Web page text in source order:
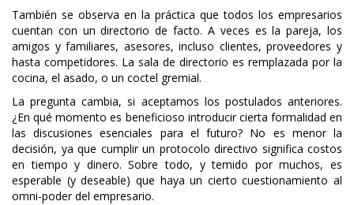
También se observa en la práctica que todos los empresarios
cuentan con un directorio de facto. A veces es la pareja, los
amigos y familiares, asesores, incluso clientes, proveedores y
hasta competidores. La sala de directorio es remplazada por la
cocina, el asado, o un coctel gremial.
La pregunta cambia, si aceptamos los postulados anteriores.
¿En qué momento es beneficioso introducir cierta formalidad en
las discusiones esenciales para el futuro? No es menor la
decisión, ya que cumplir un protocolo directivo significa costos
en tiempo y dinero. Sobre todo, y temido por muchos, es
esperable (y deseable) que haya un cierto cuestionamiento al
omni-poder del empresario.